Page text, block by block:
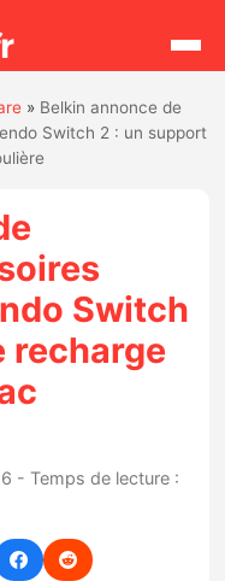
Rechercher
» Belkin annonce de
Switch 2 : un support
Switch
recharge
- Temps de lecture :